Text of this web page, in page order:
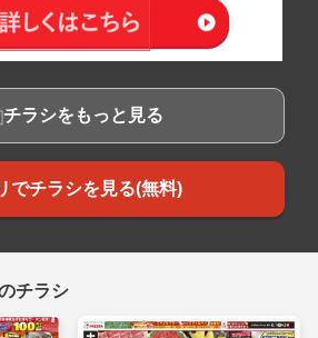
チラシをもっと見る
でチラシを見る(無料)
チラシ